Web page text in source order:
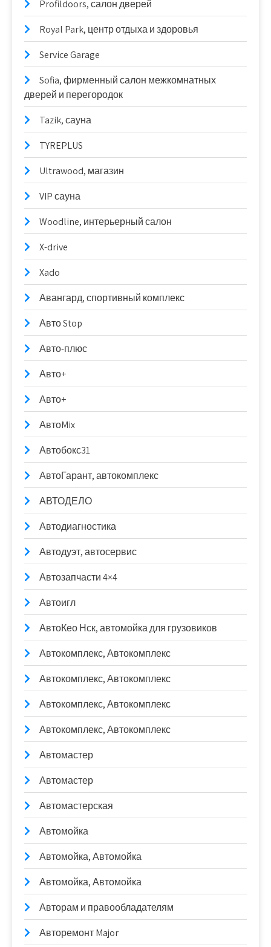
Profildoors, салон дверей
Royal Park, центр отдыха и здоровья
Service Garage
Sofia, фирменный салон межкомнатных
дверей и перегородок
Tazik, сауна
TYREPLUS
Ultrawood, магазин
VIP сауна
Woodline, интерьерный салон
X-drive
Xado
Авангард, спортивный комплекс
Авто Stop
Авто-плюс
Авто+
Авто+
АвтоMix
Автобокс31
АвтоГарант, автокомплекс
АВТОДЕЛО
Автодиагностика
Автодуэт, автосервис
Автозапчасти 4×4
Автоигл
АвтоКео Нск, автомойка для грузовиков
Автокомплекс, Автокомплекс
Автокомплекс, Автокомплекс
Автокомплекс, Автокомплекс
Автокомплекс, Автокомплекс
Автомастер
Автомастер
Автомастерская
Автомойка
Автомойка, Автомойка
Автомойка, Автомойка
Авторам и правообладателям
Авторемонт Major